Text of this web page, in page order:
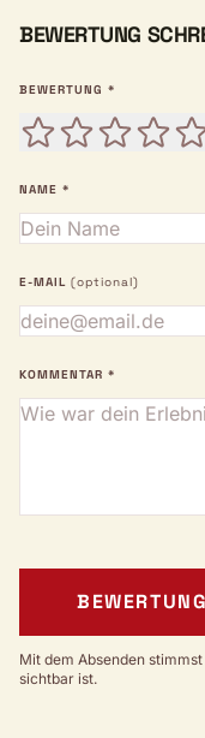
BEWERTUNG
BEWERTUNG *
NAME *
E-MAIL (optional)
KOMMENTAR *
Mit dem Absenden
sichtbar ist.